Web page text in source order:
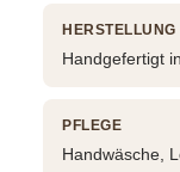
HERSTELLUNG
Handgefertigt
PFLEGE
Handwäsche,